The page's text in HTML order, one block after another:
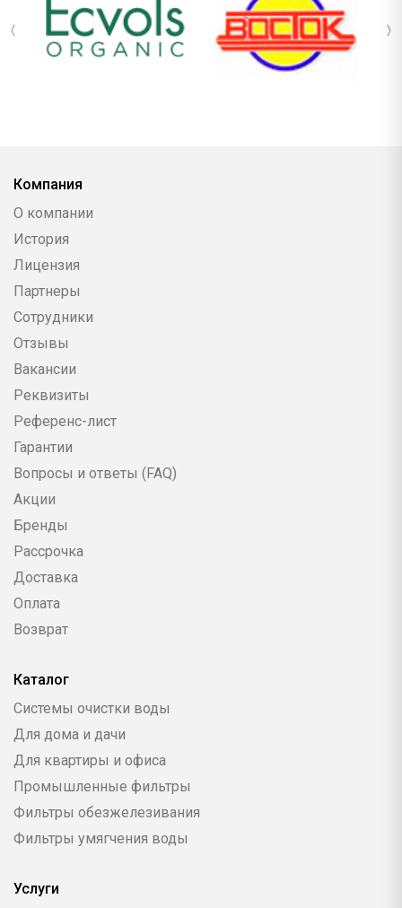
Компания
О компании
История
Лицензия
Партнеры
Сотрудники
Отзывы
Вакансии
Реквизиты
Референс-лист
Гарантии
Вопросы и ответы (FAQ)
Акции
Бренды
Рассрочка
Доставка
Оплата
Возврат
Каталог
Системы очистки воды
Для дома и дачи
Для квартиры и офиса
Промышленные фильтры
Фильтры обезжелезивания
Фильтры умягчения воды
Услуги